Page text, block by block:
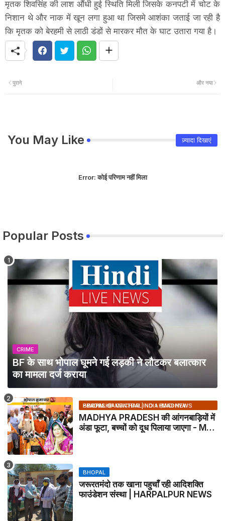
मृतक शिवसिंह की लाश औंधी हुई स्थिति मिली जिसके कनपटी में चोट के
निशान थे और नाक में खून लगा हुआ था जिसमे आशंका जताई जा रही है
कि मृतक को बेरहमी से लाठी डंडों से मारकर मौत के घाट उतारा गया है।
और नया
पुराने
You May Like ज़्यादा दिखाएं
Error:कोई परिणाम नहीं मिला
Popular Posts
CRIME
BF के साथ भोपाल घूमने गई लड़की ने लौटकर बलात्कार
का मामला दर्ज कराया
BHOPAL SAMACHAR | NO 1 HINDI NEWS PORTAL OF CENTRAL INDIA (MADHYA PRADESH)
MADHYA PRADESH की आंगनबाड़ियों में
अंडा फूटा, बच्चों को दूध पिलाया जाएगा - MP
BHOPAL
जरूरतमंदो तक खाना पहुचाँ रही आदिशक्ति
फाउंडेशन संस्था | HARPALPUR NEWS